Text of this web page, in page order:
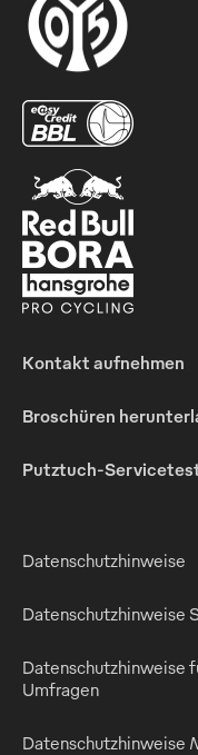
Kontakt aufnehmen
Broschüren
Putztuch-
Datenschutzhinweise
Datenschutzhinweise
Datenschutzhinweise
Umfragen
Datenschutzhinweise